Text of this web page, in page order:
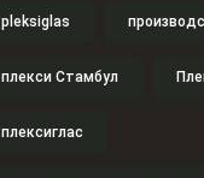
pleksiglas
плекси Стамбул
плексиглас